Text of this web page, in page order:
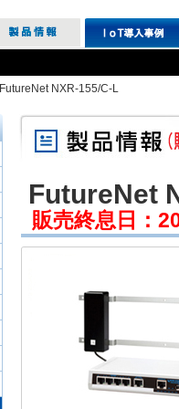
FutureNet NXR-155/C-L
FutureNet
販売終息日：